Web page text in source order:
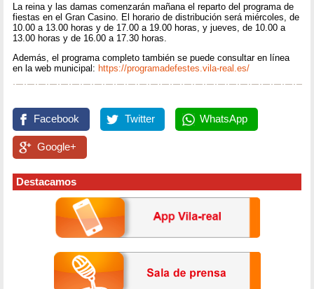
La reina y las damas comenzarán mañana el reparto del programa de
fiestas en el Gran Casino. El horario de distribución será miércoles, de
10.00 a 13.00 horas y de 17.00 a 19.00 horas, y jueves, de 10.00 a
13.00 horas y de 16.00 a 17.30 horas.
Además, el programa completo también se puede consultar en línea
en la web municipal: https://programadefestes.vila-real.es/
Facebook Twitter WhatsApp
Google+
Destacamos